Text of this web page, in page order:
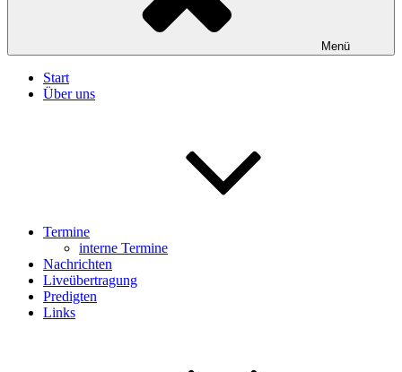
Menü
Start
Über uns
Termine
interne Termine
Nachrichten
Liveübertragung
Predigten
Links